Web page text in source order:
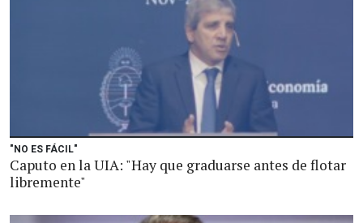
"NO ES FÁCIL"
Caputo en la UIA: "Hay que graduarse antes de flotar
libremente"